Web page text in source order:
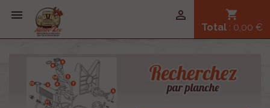
 shopping_cart
Total : 0,00 €
